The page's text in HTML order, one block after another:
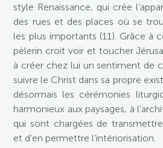
style Renaissance, qui crée
des rues et des places où se
les plus importants (11). Grâce à
pèlerin croit voir et toucher
à créer chez lui un sentiment de
suivre le Christ dans sa propre
désormais les cérémonies
harmonieux aux paysages, à
qui sont chargées de
et d’en permettre l’intériorisation.